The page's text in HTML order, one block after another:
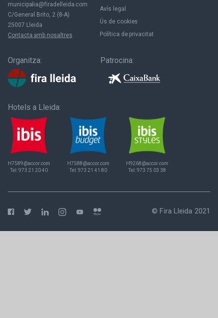
municipalia@firadelleida.com
C/General Brito, 2 (8-A)
25007 Lleida
Contacta amb nosaltres
Avís legal
Ús de cookies
Política de privacitat
Organitza: Patrocina:
Hotels a Lleida:
H7589@accor.com
Tel:973 21 20 40
H7588@accor.com
Tel:973 21 41 80
H9268@accor.com
Tel:973 75 03 38
© Fira Lleida 2021